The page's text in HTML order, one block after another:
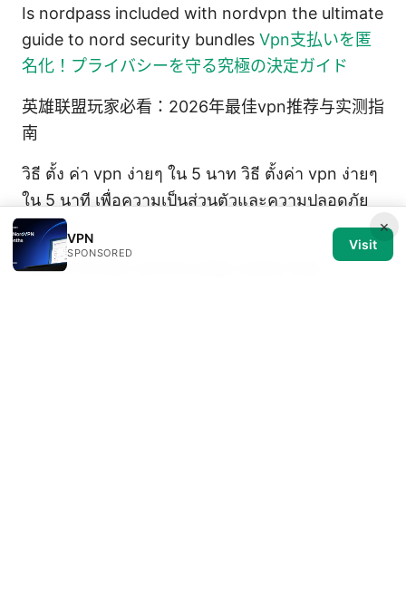
Is nordpass included with nordvpn the ultimate
guide to nord security bundles Vpn支払いを匿
名化！プライバシーを守る究極の決定ガイド
英雄联盟玩家必看：2026年最佳vpn推荐与实测指
南
วิธี ตั้ง ค่า vpn ง่ายๆ ใน 5 นาท วิธี ตั้งค่า vpn ง่ายๆ
ใน 5 นาที เพื่อความเป็นส่วนตัวและความปลอดภัย
ออนไลน์
Secure access service edge (sase) best
×
VPN
SPONSORED
Visit